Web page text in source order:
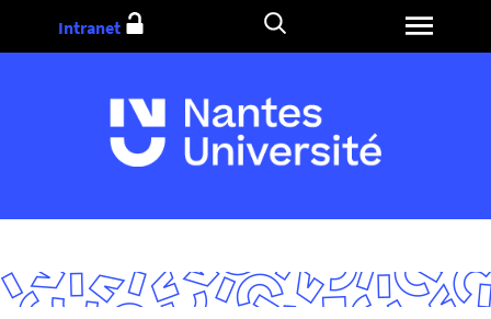
Aller
Intranet